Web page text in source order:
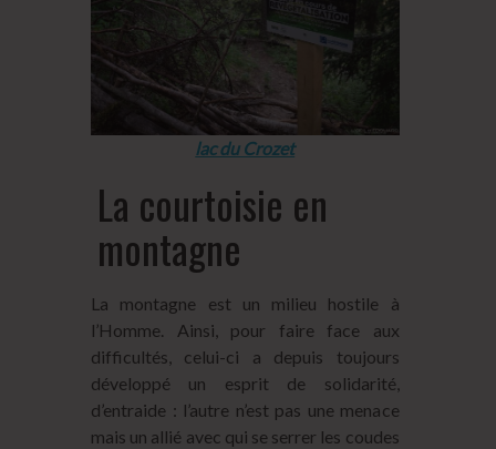
lac du Crozet
La courtoisie en
montagne
La montagne est un milieu hostile à
l’Homme. Ainsi, pour faire face aux
difficultés, celui-ci a depuis toujours
développé un esprit de solidarité,
d’entraide : l’autre n’est pas une menace
mais un allié avec qui se serrer les coudes